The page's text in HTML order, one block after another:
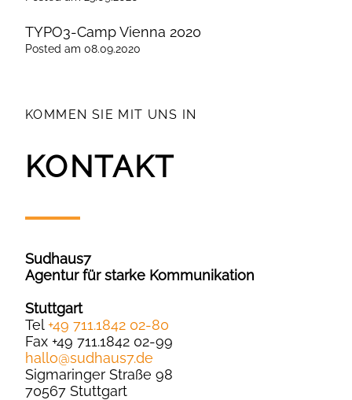
TYPO3-Camp Vienna 2020
Posted am 08.09.2020
KOMMEN SIE MIT UNS IN
KONTAKT
Sudhaus7
Agentur für starke Kommunikation
Stuttgart
Tel +49 711.1842 02-80
Fax +49 711.1842 02-99
hallo@sudhaus7.de
Sigmaringer Straße 98
70567 Stuttgart